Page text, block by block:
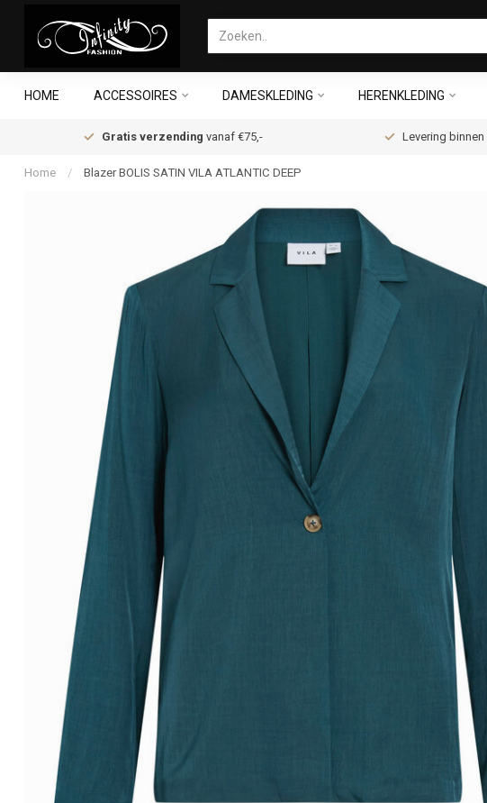
HOME ACCESSOIRES DAMESKLEDING HERENKLEDING
Gratis verzending vanaf €75,- Levering binnen
Home / Blazer BOLIS SATIN VILA ATLANTIC DEEP